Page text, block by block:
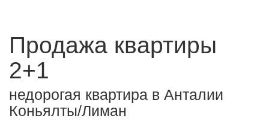
Продажа квартиры
2+1
недорогая квартира в Анталии
Коньялты/Лиман